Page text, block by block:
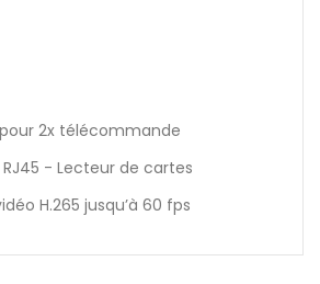
pour 2x télécommande
RJ45 - Lecteur de cartes
H.265 jusqu’à 60 fps